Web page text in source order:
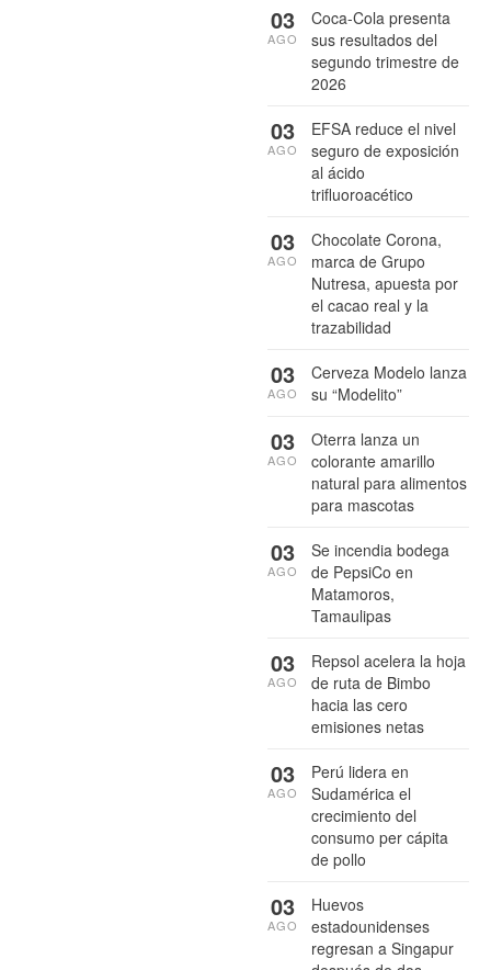
Coca-Cola presenta
sus resultados del
segundo trimestre de
2026
03
AGO
EFSA reduce el nivel
seguro de exposición
al ácido
trifluoroacético
03
AGO
Chocolate Corona,
marca de Grupo
Nutresa, apuesta por
el cacao real y la
trazabilidad
03
AGO
Cerveza Modelo lanza
su “Modelito”
03
AGO
Oterra lanza un
colorante amarillo
natural para alimentos
para mascotas
03
AGO
Se incendia bodega
de PepsiCo en
Matamoros,
Tamaulipas
03
AGO
Repsol acelera la hoja
de ruta de Bimbo
hacia las cero
emisiones netas
03
AGO
Perú lidera en
Sudamérica el
crecimiento del
consumo per cápita
de pollo
03
AGO
Huevos
estadounidenses
regresan a Singapur
03
AGO